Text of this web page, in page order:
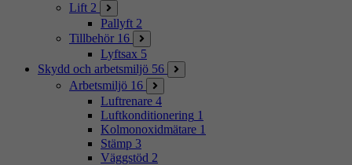
Lift 2
Pallyft 2
Tillbehör 16
Lyftsax 5
Skydd och arbetsmiljö 56
Arbetsmiljö 16
Luftrenare 4
Luftkonditionering 1
Kolmonoxidmätare 1
Stämp 3
Väggstöd 2